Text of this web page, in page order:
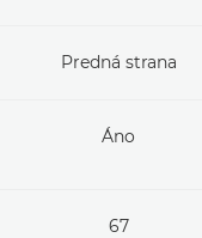
Predná strana
Áno
67